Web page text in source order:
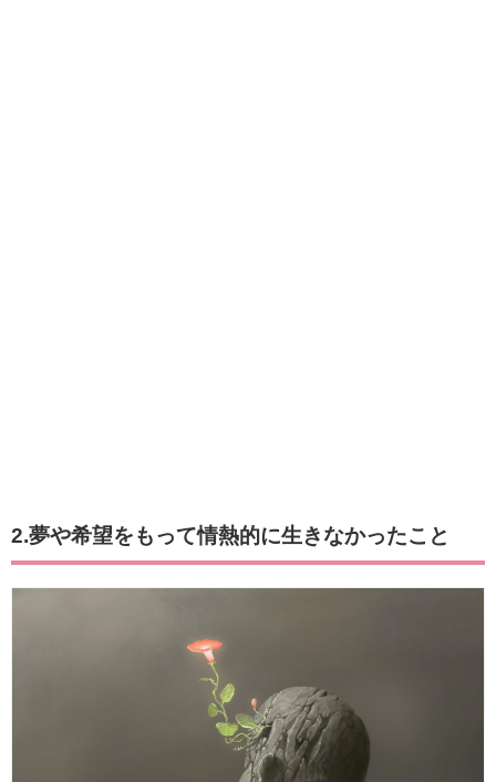
2.夢や希望をもって情熱的に生きなかったこと